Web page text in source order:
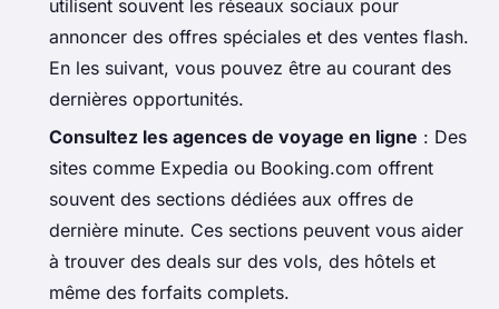
utilisent souvent les réseaux sociaux pour
annoncer des offres spéciales et des ventes flash.
En les suivant, vous pouvez être au courant des
dernières opportunités.
Consultez les agences de voyage en ligne : Des
sites comme Expedia ou Booking.com offrent
souvent des sections dédiées aux offres de
dernière minute. Ces sections peuvent vous aider
à trouver des deals sur des vols, des hôtels et
même des forfaits complets.